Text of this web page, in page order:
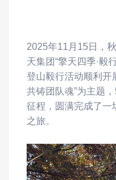
2025年11月15日，
天集团“擎天四季·毅
登山毅行活动顺利开
共铸团队魂”为主题
征程，圆满完成了一
之旅。